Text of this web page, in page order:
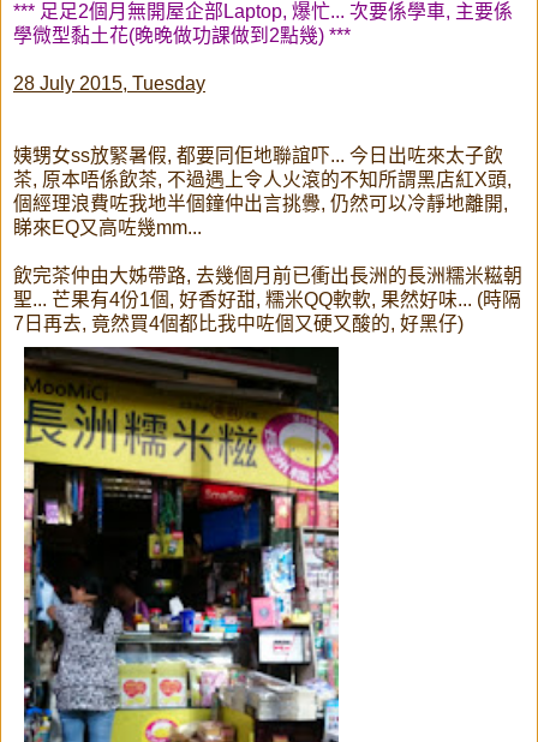
*** 足足2個月無開屋企部Laptop, 爆忙... 次要係學車, 主要係
學微型黏土花(晚晚做功課做到2點幾) ***
28 July 2015, Tuesday
姨甥女ss放緊暑假, 都要同佢地聯誼吓... 今日出咗來太子飲
茶, 原本唔係飲茶, 不過遇上令人火滾的不知所謂黑店紅X頭,
個經理浪費咗我地半個鐘仲出言挑釁, 仍然可以冷靜地離開,
睇來EQ又高咗幾mm...
飲完茶仲由大姊帶路, 去幾個月前已衝出長洲的長洲糯米糍朝
聖... 芒果有4份1個, 好香好甜, 糯米QQ軟軟, 果然好味... (時隔
7日再去, 竟然買4個都比我中咗個又硬又酸的, 好黑仔)